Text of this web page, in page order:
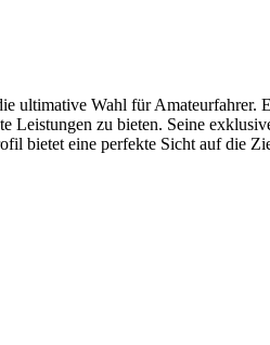
Wahl für Amateurfahrer.
zu bieten. Seine
bietet eine perfekte Sicht auf die